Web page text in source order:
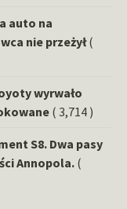
auto na
nie przeżył (
wyrwało
( 3,714 )
S8. Dwa pasy
Annopola. (